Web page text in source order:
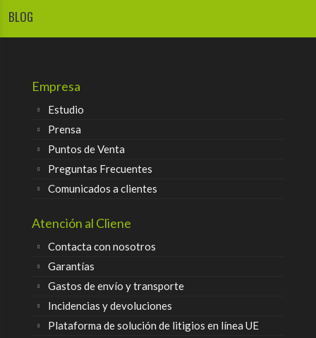
BLOG
Empresa
Estudio
Prensa
Puntos de Venta
Preguntas Frecuentes
Comunicados a clientes
Atención al Cliene
Contacta con nosotros
Garantías
Gastos de envío y transporte
Incidencias y devoluciones
Plataforma de solución de litigios en línea UE